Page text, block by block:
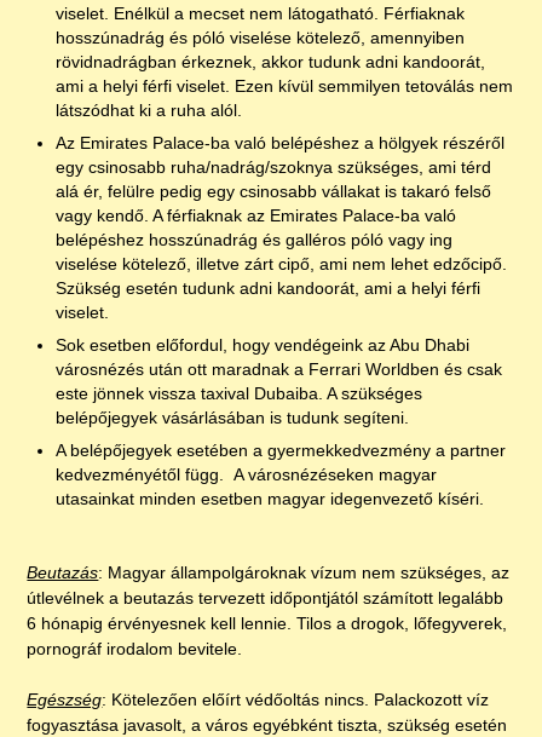
viselet. Enélkül a mecset nem látogatható. Férfiaknak
hosszúnadrág és póló viselése kötelező, amennyiben
rövidnadrágban érkeznek, akkor tudunk adni kandoorát,
ami a helyi férfi viselet. Ezen kívül semmilyen tetoválás nem
látszódhat ki a ruha alól.
Az Emirates Palace-ba való belépéshez a hölgyek részéről
egy csinosabb ruha/nadrág/szoknya szükséges, ami térd
alá ér, felülre pedig egy csinosabb vállakat is takaró felső
vagy kendő. A férfiaknak az Emirates Palace-ba való
belépéshez hosszúnadrág és galléros póló vagy ing
viselése kötelező, illetve zárt cipő, ami nem lehet edzőcipő.
Szükség esetén tudunk adni kandoorát, ami a helyi férfi
viselet.
Sok esetben előfordul, hogy vendégeink az Abu Dhabi
városnézés után ott maradnak a Ferrari Worldben és csak
este jönnek vissza taxival Dubaiba. A szükséges
belépőjegyek vásárlásában is tudunk segíteni.
A belépőjegyek esetében a gyermekkedvezmény a partner
kedvezményétől függ. A városnézéseken magyar
utasainkat minden esetben magyar idegenvezető kíséri.
Beutazás: Magyar állampolgároknak vízum nem szükséges, az
útlevélnek a beutazás tervezett időpontjától számított legalább
6 hónapig érvényesnek kell lennie. Tilos a drogok, lőfegyverek,
pornográf irodalom bevitele.
Egészség: Kötelezően előírt védőoltás nincs. Palackozott víz
fogyasztása javasolt, a város egyébként tiszta, szükség esetén